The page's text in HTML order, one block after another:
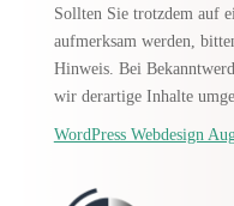
Sollten Sie trotzdem auf
aufmerksam werden,
Hinweis. Bei
wir derartige Inhalte
WordPress Webdesign